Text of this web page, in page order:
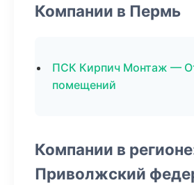
Компании в Пермь
ПСК Кирпич Монтаж —
помещений
Компании в
Приволжский